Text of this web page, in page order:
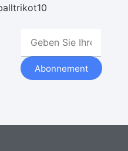
Abonnement